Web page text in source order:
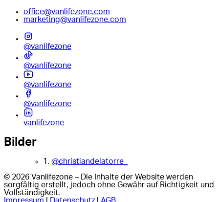
office@vanlifezone.com
marketing@vanlifezone.com
@vanlifezone
@vanlifezone
@vanlifezone
@vanlifezone
vanlifezone
Bilder
1. @christiandelatorre_
© 2026 Vanlifezone – Die Inhalte der Website werden
sorgfältig erstellt, jedoch ohne Gewähr auf Richtigkeit und
Vollständigkeit.